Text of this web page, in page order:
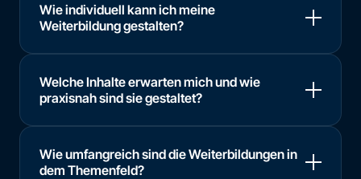
Wie individuell kann ich meine
Weiterbildung gestalten?
Welche Inhalte erwarten mich und wie
praxisnah sind sie gestaltet?
Wie umfangreich sind die Weiterbildungen in
dem Themenfeld?